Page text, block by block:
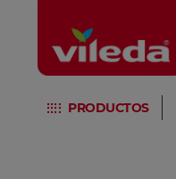
PRODUCTOS